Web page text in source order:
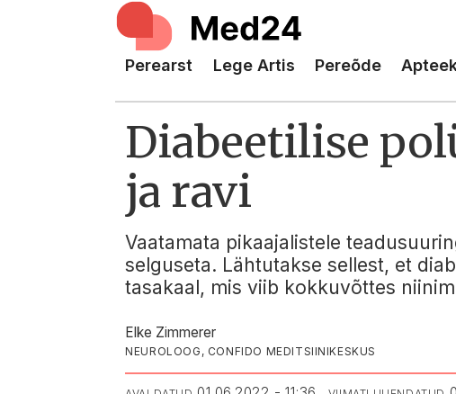
Perearst Lege Artis Pereõde
Diabeetilise
ja ravi
Vaatamata pikaajalistele
selguseta. Lähtutakse sellest, et
tasakaal, mis viib kokkuvõttes
Elke Zimmerer
NEUROLOOG, CONFIDO MEDITSIINIKESKUS